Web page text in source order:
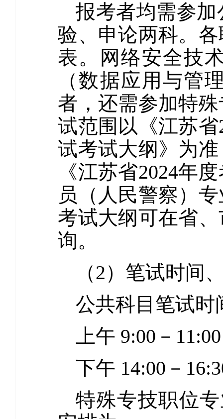
报考者均需参
验、申论两科。
表。网络安全技
（数据应用与管
者，还需参加特
试范围以《江苏
试考试大纲》为
《江苏省2024年
员（人民警察）
考试大纲可在省
询。
（2）笔试时间
公共科目笔试时
上午 9:00－
下午 14:00－
特殊专技职位